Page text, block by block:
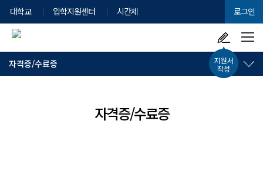
대학교 입학지원센터 시간제 로그인
지원서
작성
자격증/수료증
자격증/수료증